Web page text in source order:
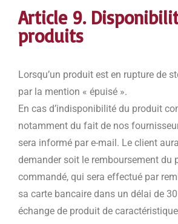
Article 9.
produits
Lorsqu’un produit est en rupture de
par la mention « épuisé ».
En cas d’indisponibilité du produit
notamment du fait de nos
sera informé par e-mail. Le client
demander soit le remboursement du
commandé, qui sera effectué par
sa carte bancaire dans un délai de
échange de produit de